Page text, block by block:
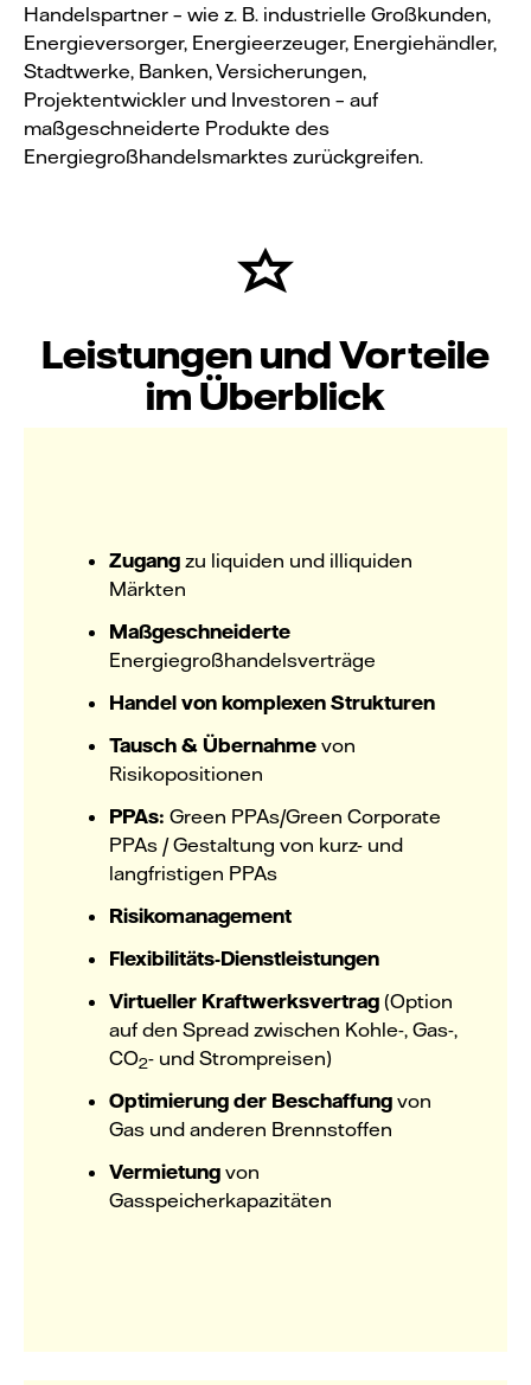
Handelspartner – wie z. B. industrielle Großkunden,
Energieversorger, Energieerzeuger, Energiehändler,
Stadtwerke, Banken, Versicherungen,
Projektentwickler und Investoren – auf
maßgeschneiderte Produkte des
Energiegroßhandelsmarktes zurückgreifen.
Leistungen und Vorteile
im Überblick
Zugang zu liquiden und illiquiden
Märkten
Maßgeschneiderte
Energiegroßhandelsverträge
Handel von komplexen Strukturen
Tausch & Übernahme von
Risikopositionen
PPAs: Green PPAs/Green Corporate
PPAs / Gestaltung von kurz- und
langfristigen PPAs
Risikomanagement
Flexibilitäts-Dienstleistungen
Virtueller Kraftwerksvertrag (Option
auf den Spread zwischen Kohle-, Gas-,
CO2- und Strompreisen)
Optimierung der Beschaffung von
Gas und anderen Brennstoffen
Vermietung von
Gasspeicherkapazitäten